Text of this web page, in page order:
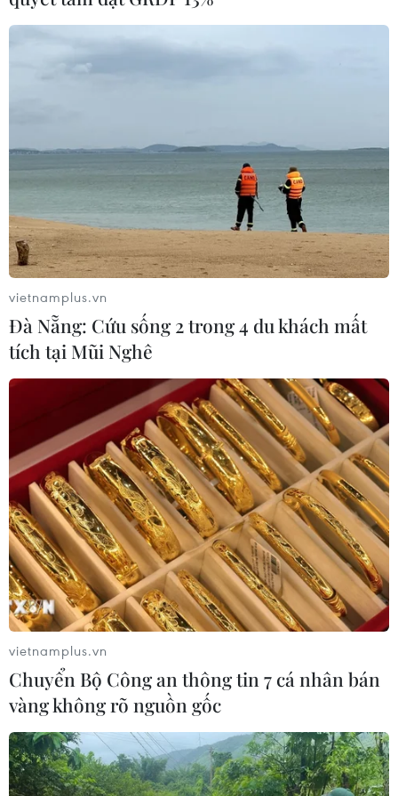
29/07/2021 06:33
Ngày 28/7 có thêm 3.851 bệnh nhân tại Thành phố Hồ
Chí Minh được xuất viện, nâng tổng số ca điều trị khỏi
tính từ khi dịch bệnh bắt đầu lên 25.189 ca.
vietnamplus.vn
Đà Nẵng: Cứu sống 2 trong 4 du khách mất
tích tại Mũi Nghê
vietnamplus.vn
Chuyển Bộ Công an thông tin 7 cá nhân bán
vàng không rõ nguồn gốc